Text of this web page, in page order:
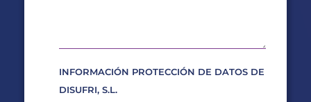
INFORMACIÓN PROTECCIÓN DE DATOS DE
DISUFRI, S.L.